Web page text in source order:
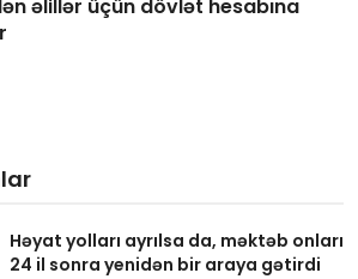
əlillər üçün dövlət hesabına
Həyat yolları ayrılsa da, məktəb onları
24 il sonra yenidən bir araya gətirdi